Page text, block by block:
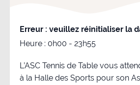
Erreur : veuillez réinitialiser la
Heure : 0h00 - 23h55
L’ASC Tennis de Table vous
à la Halle des Sports pour son